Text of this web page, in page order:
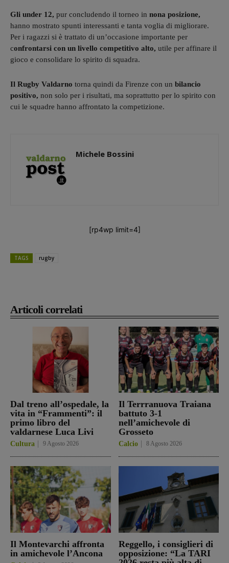
Articoli correlati
Dal treno all’ospedale, la
vita in “Frammenti”: il
primo libro del
valdarnese Luca Livi
Cultura 9 Agosto 2026
Il Terrranuova Traiana
battuto 3-1
nell’amichevole di
Grosseto
Calcio 8 Agosto 2026
Il Montevarchi affronta
in amichevole l’Ancona
Reggello, i consiglieri di
opposizione: “La TARI
Gli under 12, pur concludendo il torneo in nona posizione,
hanno mostrato spunti interessanti e tanta voglia di migliorare.
Per i ragazzi si è trattato di un’occasione importante per
confrontarsi con un livello competitivo alto, utile per affinare il
gioco e consolidare lo spirito di squadra.
Il Rugby Valdarno torna quindi da Firenze con un bilancio
positivo, non solo per i risultati, ma soprattutto per lo spirito con
cui le squadre hanno affrontato la competizione.
Michele Bossini
[rp4wp limit=4]
TAGS rugby